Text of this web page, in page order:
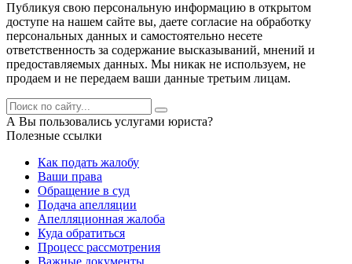
Публикуя свою персональную информацию в открытом
доступе на нашем сайте вы, даете согласие на обработку
персональных данных и самостоятельно несете
ответственность за содержание высказываний, мнений и
предоставляемых данных. Мы никак не используем, не
продаем и не передаем ваши данные третьим лицам.
А Вы пользовались услугами юриста?
Полезные ссылки
Как подать жалобу
Ваши права
Обращение в суд
Подача апелляции
Апелляционная жалоба
Куда обратиться
Процесс рассмотрения